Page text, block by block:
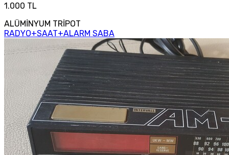
1.000 TL
ALÜMİNYUM TRİPOT
RADYO+SAAT+ALARM SABA